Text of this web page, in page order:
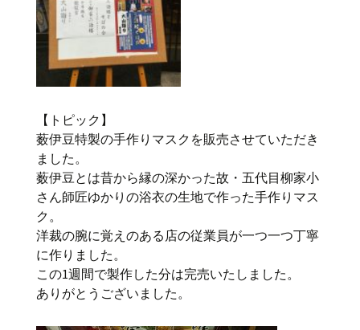
【トピック】
薮伊豆特製の手作りマスクを販売させていただき
ました。
薮伊豆とは昔から縁の深かった故・五代目柳家小
さん師匠ゆかりの浴衣の生地で作った手作りマス
ク。
洋裁の腕に覚えのある店の従業員が一つ一つ丁寧
に作りました。
この1週間で製作した分は完売いたしました。
ありがとうございました。